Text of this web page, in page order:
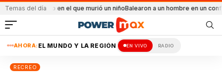
Temas del día
en el que murió un niñoBalearon a un hombre en un conflicto familiar
AHORA: EL MUNDO Y LA REGIÓN EN VIVO RADIO
RECREO